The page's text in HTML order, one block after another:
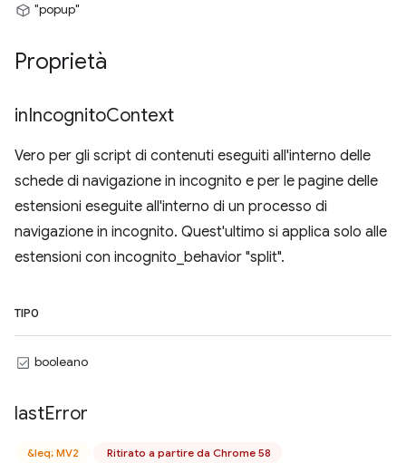
"popup"
Proprietà
inIncognitoContext
Vero per gli script di contenuti eseguiti all'interno delle
schede di navigazione in incognito e per le pagine delle
estensioni eseguite all'interno di un processo di
navigazione in incognito. Quest'ultimo si applica solo alle
estensioni con incognito_behavior "split".
TIPO
booleano
lastError
&leq; MV2 Ritirato a partire da Chrome 58